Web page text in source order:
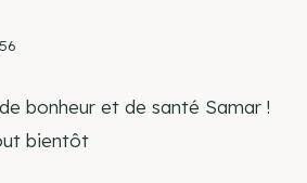
bonheur et de santé Samar !
bientôt